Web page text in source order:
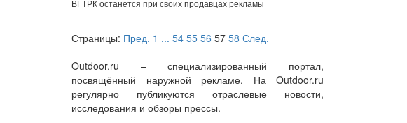
ВГТРК останется при своих продавцах рекламы
Страницы: Пред. 1 ... 54 55 56 57 58 След.
Outdoor.ru – специализированный портал,
посвящённый наружной рекламе. На Outdoor.ru
регулярно публикуются отраслевые новости,
исследования и обзоры прессы.